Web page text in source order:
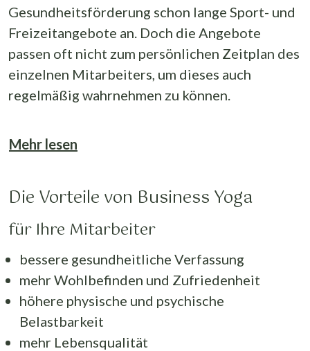
Gesundheitsförderung schon lange Sport- und
Freizeitangebote an. Doch die Angebote
passen oft nicht zum persönlichen Zeitplan des
einzelnen Mitarbeiters, um dieses auch
regelmäßig wahrnehmen zu können.
Mehr lesen
Die Vorteile von Business Yoga
für Ihre Mitarbeiter
bessere gesundheitliche Verfassung
mehr Wohlbefinden und Zufriedenheit
höhere physische und psychische
Belastbarkeit
mehr Lebensqualität